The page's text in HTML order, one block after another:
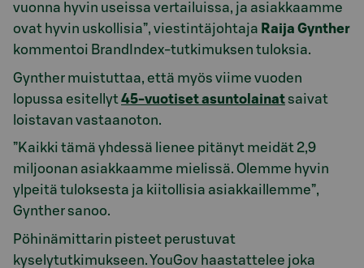
vuonna hyvin useissa vertailuissa, ja asiakkaamme
ovat hyvin uskollisia”, viestintäjohtaja Raija Gynther
kommentoi BrandIndex-tutkimuksen tuloksia.
Gynther muistuttaa, että myös viime vuoden
lopussa esitellyt 45-vuotiset asuntolainatsaivat
loistavan vastaanoton.
”Kaikki tämä yhdessä lienee pitänyt meidät 2,9
miljoonan asiakkaamme mielissä. Olemme hyvin
ylpeitä tuloksesta ja kiitollisia asiakkaillemme”,
Gynther sanoo.
Pöhinämittarin pisteet perustuvat
kyselytutkimukseen. YouGov haastattelee joka